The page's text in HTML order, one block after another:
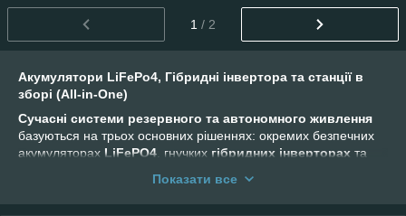
1 / 2
Акумулятори LiFePo4, Гібридні інвертора та станції в
зборі (All-in-One)
Сучасні системи резервного та автономного живлення
базуються на трьох основних рішеннях: окремих безпечних
акумуляторах LiFePO4 , гнучких гібридних інверторах та
Вибір конкретного варіанта залежить від бюджету, потреби в
Показати все